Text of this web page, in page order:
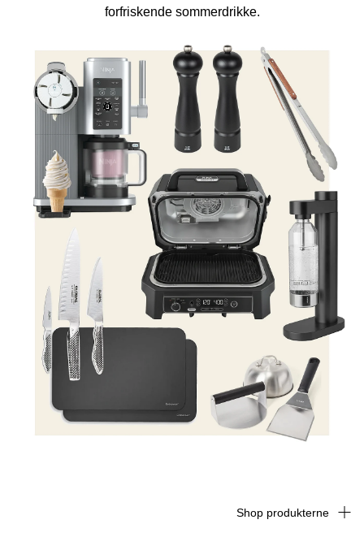
Shop produkterne
forfriskende sommerdrikke.